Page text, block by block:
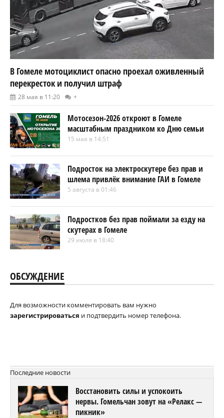
В Гомеле мотоциклист опасно проехал оживленный
перекресток и получил штраф
28 мая в 11:20 +
Мотосезон-2026 откроют в Гомеле
масштабным праздником ко Дню семьи
15 мая в 14:51
Подросток на электроскутере без прав и
шлема привлёк внимание ГАИ в Гомеле
5 августа в 01:46
Подростков без прав поймали за езду на
скутерах в Гомеле
29 июля в 18:40
ОБСУЖДЕНИЕ
Для возможности комментировать вам нужно
зарегистрироваться и подтвердить номер телефона.
Последние новости
Восстановить силы и успокоить
нервы. Гомельчан зовут на «Релакс —
пикник»